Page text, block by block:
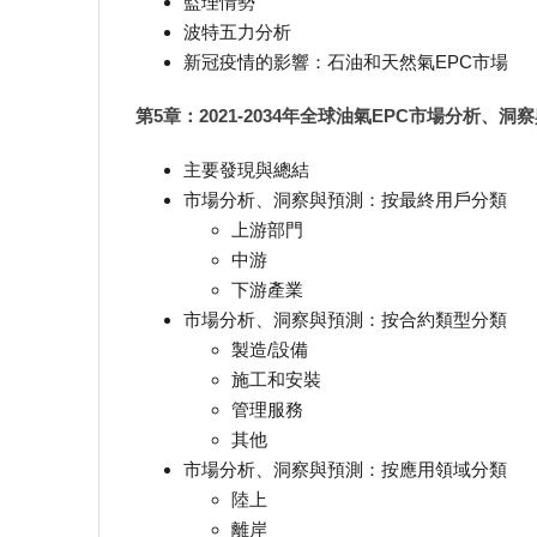
波特五力分析
新冠疫情的影響：石油和天然氣EPC市場
第5章：2021-2034年全球油氣EPC市場分析、洞
主要發現與總結
市場分析、洞察與預測：按最終用戶分類
上游部門
中游
下游產業
市場分析、洞察與預測：按合約類型分類
製造/設備
施工和安裝
管理服務
其他
市場分析、洞察與預測：按應用領域分類
陸上
離岸